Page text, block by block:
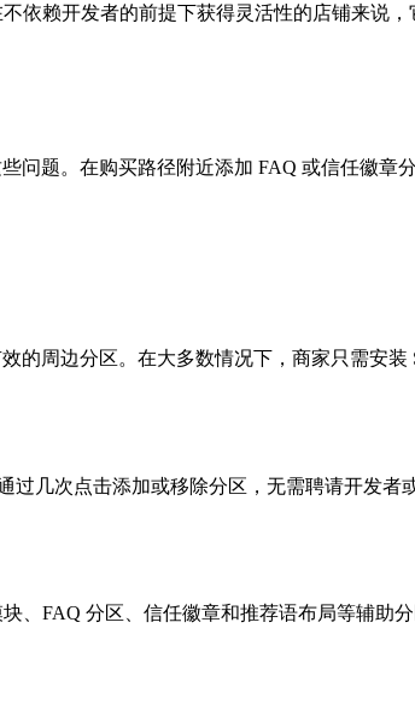
依赖开发者的前提下获得灵活性的店铺来说，
问题。在购买路径附近添加 FAQ 或信任徽章
的周边分区。在大多数情况下，商家只需安装
过几次点击添加或移除分区，无需聘请开发者
、FAQ 分区、信任徽章和推荐语布局等辅助